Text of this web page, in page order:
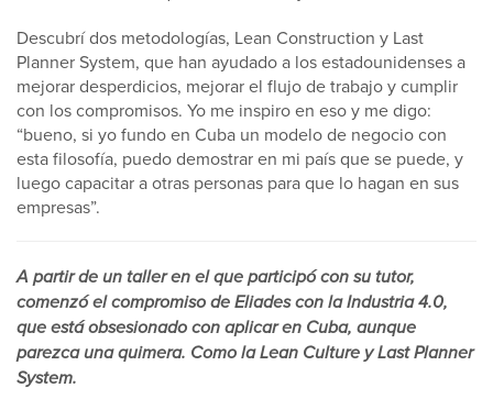
Descubrí dos metodologías, Lean Construction y Last
Planner System, que han ayudado a los estadounidenses a
mejorar desperdicios, mejorar el flujo de trabajo y cumplir
con los compromisos. Yo me inspiro en eso y me digo:
“bueno, si yo fundo en Cuba un modelo de negocio con
esta filosofía, puedo demostrar en mi país que se puede, y
luego capacitar a otras personas para que lo hagan en sus
empresas”.
A partir de un taller en el que participó con su tutor,
comenzó el compromiso de Eliades con la Industria 4.0,
que está obsesionado con aplicar en Cuba, aunque
parezca una quimera. Como la Lean Culture y Last Planner
System.